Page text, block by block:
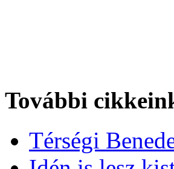
További
Térségi